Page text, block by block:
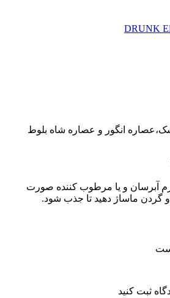
DRUNK
انگور و عصاره شاه بلوط
آبرسان و یا مرطوب کننده صورت
ماساژ دهید تا جذب شود.
ثبت کنید